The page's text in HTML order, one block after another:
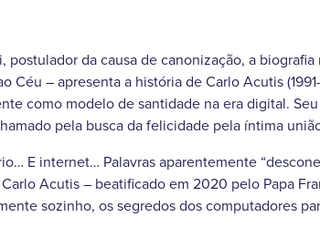
postulador da causa de canonização, a
Céu – apresenta a história de Carlo Acutis
como modelo de santidade na era digital.
pela busca da felicidade pela íntima
E internet… Palavras aparentemente
Acutis – beatificado em 2020 pelo Papa
sozinho, os segredos dos computadores